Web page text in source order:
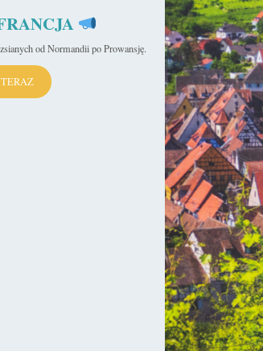
do biskupów warmińskich XIV-wieczny zamek w
to jedna z najbardziej rozpoznawalnych rezydencji
Średnich w kraju. Wszystko to…
więcej »
w Reszlu – Pod rozgwieżdżonym
świętym Apostołom Piotrowi i Pawłowi kościół w
to obok zamku biskupów warmińskich, najważniejszy
od Normandii po Prowansję.